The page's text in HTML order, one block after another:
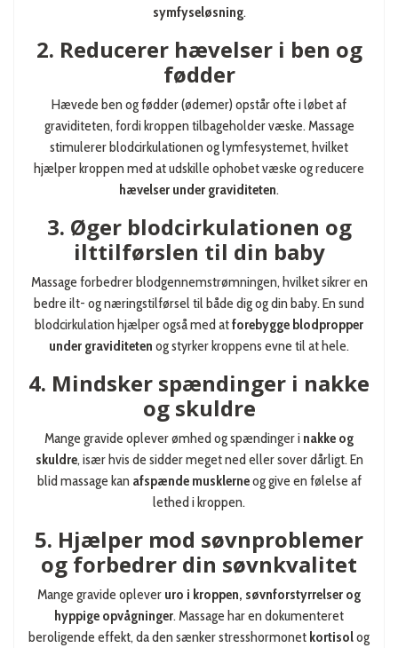
symfyseløsning.
2. Reducerer hævelser i ben og
fødder
Hævede ben og fødder (ødemer) opstår ofte i løbet af
graviditeten, fordi kroppen tilbageholder væske. Massage
stimulerer blodcirkulationen og lymfesystemet, hvilket
hjælper kroppen med at udskille ophobet væske og reducere
hævelser under graviditeten.
3. Øger blodcirkulationen og
ilttilførslen til din baby
Massage forbedrer blodgennemstrømningen, hvilket sikrer en
bedre ilt- og næringstilførsel til både dig og din baby. En sund
blodcirkulation hjælper også med atforebygge blodpropper
under graviditeten og styrker kroppens evne til at hele.
4. Mindsker spændinger i nakke
og skuldre
Mange gravide oplever ømhed og spændinger i nakke og
skuldre, især hvis de sidder meget ned eller sover dårligt. En
blid massage kan afspænde musklerneog give en følelse af
lethed i kroppen.
5. Hjælper mod søvnproblemer
og forbedrer din søvnkvalitet
Mange gravide oplever uro i kroppen, søvnforstyrrelser og
hyppige opvågninger. Massage har en dokumenteret
beroligende effekt, da den sænker stresshormonet kortisolog